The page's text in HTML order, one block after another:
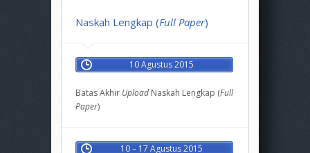
Naskah Lengkap (Full Paper)
10 Agustus 2015
Batas Akhir Upload Naskah Lengkap (Full
Paper)
10 – 17 Agustus 2015